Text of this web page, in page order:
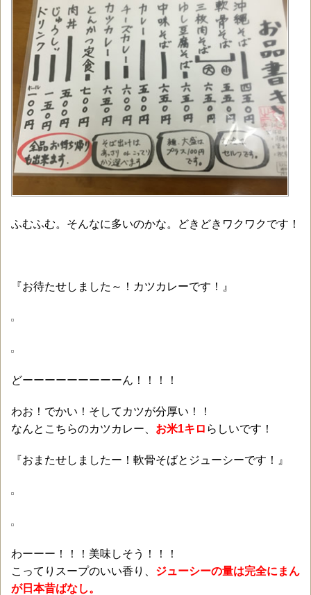
ふむふむ。そんなに多いのかな。どきどきワクワクです！
『お待たせしました～！カツカレーです！』
どーーーーーーーーーん！！！！
わお！でかい！そしてカツが分厚い！！
なんとこちらのカツカレー、 お米1キロ らしいです！
『おまたせしましたー！軟骨そばとジューシーです！』
わーーー！！！美味しそう！！！
こってりスープのいい香り、 ジューシーの量は完全にまん
が日本昔ばなし。